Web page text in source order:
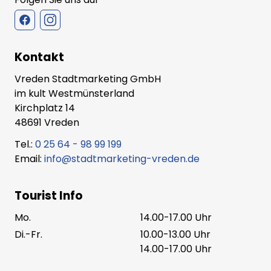
Kontakt
Vreden Stadtmarketing GmbH
im kult Westmünsterland
Kirchplatz 14
48691 Vreden
Tel.: 0 25 64 - 98 99 199
Email: info@stadtmarketing-vreden.de
Tourist Info
Mo.
14.00-17.00 Uhr
Di.-Fr.
10.00-13.00 Uhr
14.00-17.00 Uhr